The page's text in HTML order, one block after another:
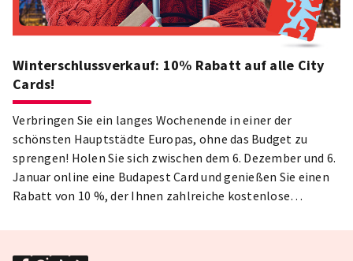
Winterschlussverkauf: 10% Rabatt auf alle City
Cards!
Verbringen Sie ein langes Wochenende in einer der
schönsten Hauptstädte Europas, ohne das Budget zu
sprengen! Holen Sie sich zwischen dem 6. Dezember und 6.
Januar online eine Budapest Card und genießen Sie einen
Rabatt von 10 %, der Ihnen zahlreiche kostenlose
ermöglicht!